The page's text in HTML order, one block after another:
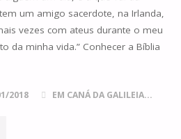
um amigo sacerdote, na Irlanda,
vezes com ateus durante o meu
da minha vida.” Conhecer a Bíblia
2018 EM CANÁ DA GALILEIA...